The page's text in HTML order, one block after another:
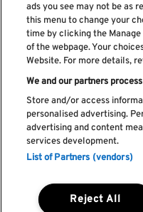
Li e aceito os
Livro
Livro
ads you see may not be as
this menu to change your
time by clicking the
of the webpage. Your
Website. For more details,
We and our partners
Store and/or access
personalised advertising.
advertising and content
services development.
List of Partners (vendors)
Reject All